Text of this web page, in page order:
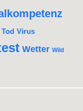
Tod Virus
Wetter Wild